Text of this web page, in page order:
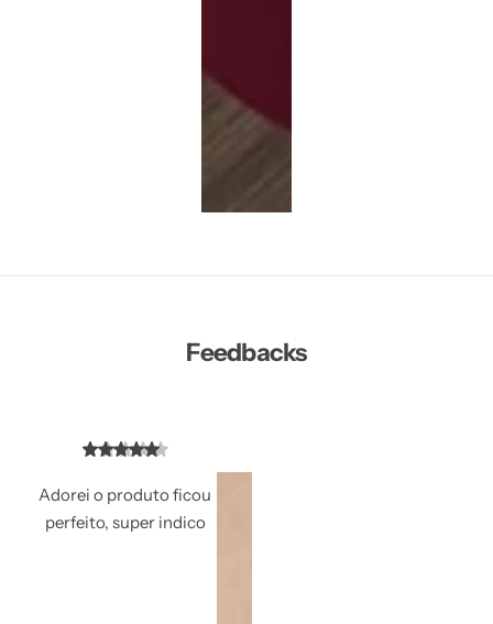
Feedbacks
Adorei o produto ficou
perfeito, super indico